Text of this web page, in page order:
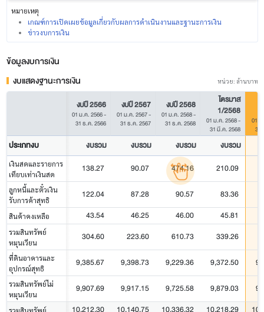
หมายเหตุ
เกณฑ์การเปิดเผยข้อมูลเกี่ยวกับผลการดำเนินงานและฐานะการเงิน
ข่าวงบการเงิน
ข้อมูลงบการเงิน
งบแสดงฐานะการเงิน
หน่วย: ล้านบาท
งบปี 2566
01 ม.ค. 2566-
31 ธ.ค. 2566
งบปี 2567
01 ม.ค. 2567-
31 ธ.ค. 2567
งบปี 2568
01 ม.ค. 2568-
31 ธ.ค. 2568
ไตรมาส
1/2568
01 ม.ค. 2568-
31 มี.ค. 2568
01 ม
31
ประเภทงบ งบรวม งบรวม งบรวม งบรวม
เงินสดและรายการ
เทียบเท่าเงินสด
138.27 90.07 474.16 210.09
ลูกหนี้และตั๋วเงิน
รับการค้าสุทธิ
122.04 87.28 90.57 83.36
สินค้าคงเหลือ 43.54 46.25 46.00 45.81
รวมสินทรัพย์
หมุนเวียน
304.60 223.60 610.73 339.26
ที่ดินอาคารและ
อุปกรณ์สุทธิ
9,385.67 9,398.73 9,229.36 9,372.50
รวมสินทรัพย์ไม่
หมุนเวียน
9,907.69 9,917.15 9,725.58 9,879.03
รวมสินทรัพย์